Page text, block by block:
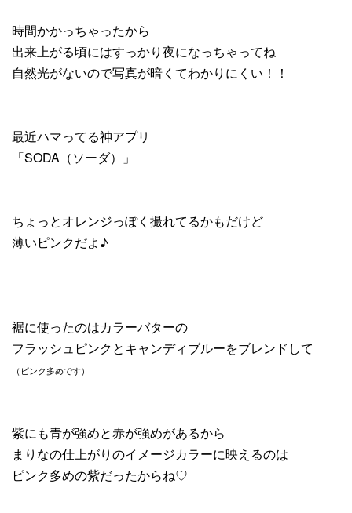
時間かかっちゃったから
出来上がる頃にはすっかり夜になっちゃってね
自然光がないので写真が暗くてわかりにくい！！
最近ハマってる神アプリ
「SODA（ソーダ）」
ちょっとオレンジっぽく撮れてるかもだけど
薄いピンクだよ♪
裾に使ったのはカラーバターの
フラッシュピンクとキャンディブルーをブレンドして
（ピンク多めです）
紫にも青が強めと赤が強めがあるから
まりなの仕上がりのイメージカラーに映えるのは
ピンク多めの紫だったからね♡